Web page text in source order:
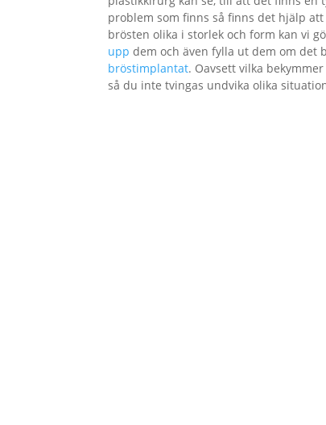
problem som finns så finns det hjälp
brösten olika i storlek och form kan vi
upp dem och även fylla ut dem om det
bröstimplantat. Oavsett vilka
så du inte tvingas undvika olika